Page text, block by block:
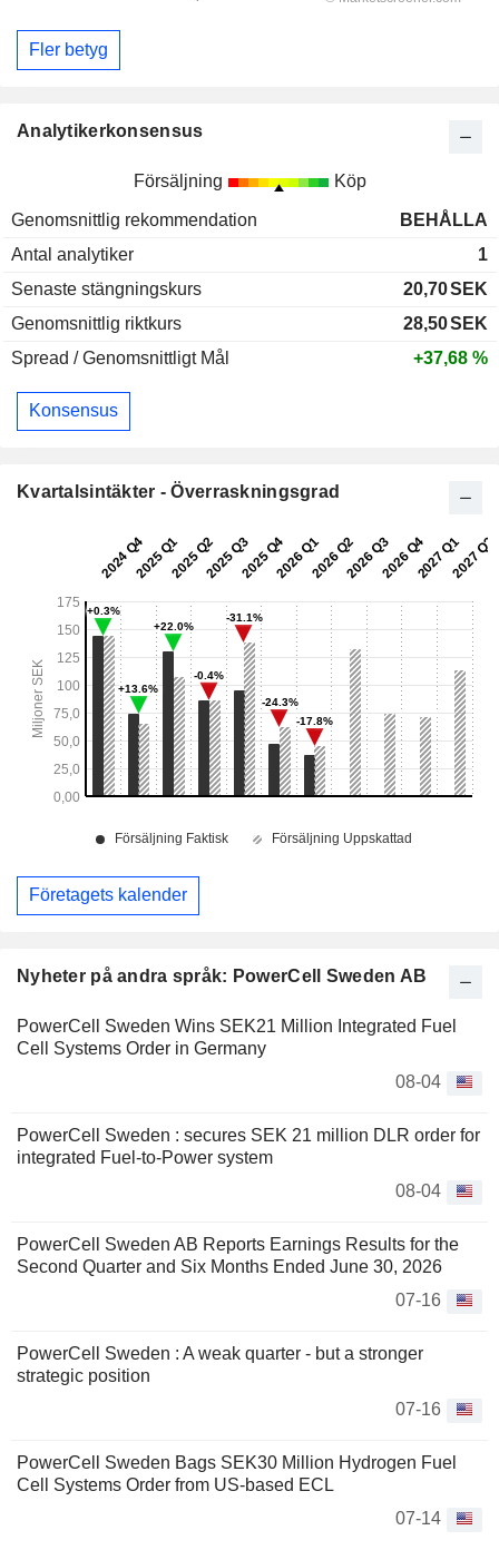
Nyheter på andra språk: PowerCell Sweden AB
PowerCell Sweden Wins SEK21 Million Integrated Fuel
Cell Systems Order in Germany
08-04
PowerCell Sweden : secures SEK 21 million DLR order for
integrated Fuel-to-Power system
08-04
PowerCell Sweden AB Reports Earnings Results for the
Second Quarter and Six Months Ended June 30, 2026
07-16
PowerCell Sweden : A weak quarter - but a stronger
strategic position
07-16
PowerCell Sweden Bags SEK30 Million Hydrogen Fuel
Cell Systems Order from US-based ECL
07-14
Fler betyg
Analytikerkonsensus
Försäljning Köp
Genomsnittlig rekommendation
BEHÅLLA
Antal analytiker
1
Senaste stängningskurs
20,70SEK
Genomsnittlig riktkurs
28,50SEK
Spread / Genomsnittligt Mål
+37,68 %
Konsensus
Kvartalsintäkter - Överraskningsgrad
Företagets kalender